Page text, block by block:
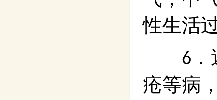
性生活
6
疮等病